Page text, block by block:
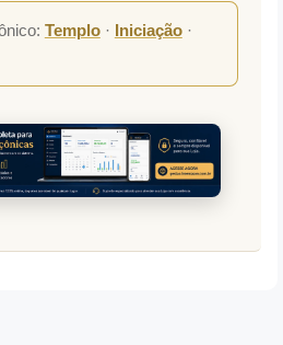
Templo· Iniciação·